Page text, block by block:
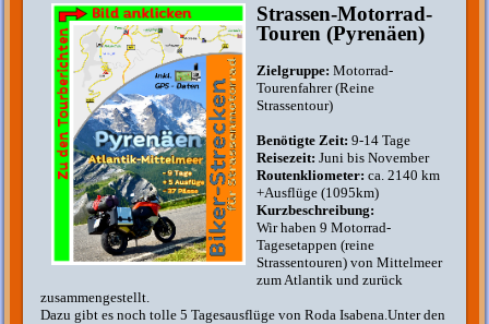
Strassen-Motorrad-
Touren (Pyrenäen)
Zielgruppe:Motorrad-
Tourenfahrer (Reine
Strassentour)
Benötigte Zeit: 9-14 Tage
Reisezeit: Juni bis November
Routenkliometer: ca. 2140 km
+Ausflüge (1095km)
Kurzbeschreibung:
Wir haben 9 Motorrad-
Tagesetappen (reine
Strassentouren) von Mittelmeer
zum Atlantik und zurück
zusammengestellt.
Dazu gibt es noch tolle 5 Tagesausflüge von Roda Isabena.Unter den